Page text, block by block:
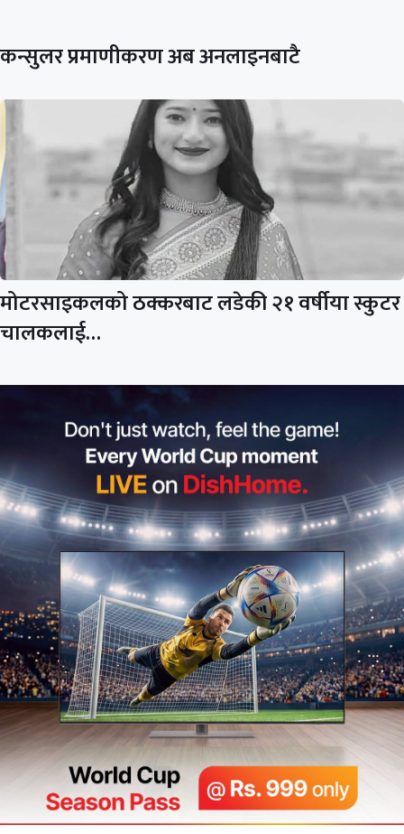
कन्सुलर प्रमाणीकरण अब अनलाइनबाटै
मोटरसाइकलको ठक्करबाट लडेकी २१ वर्षीया स्कुटर
चालकलाई…